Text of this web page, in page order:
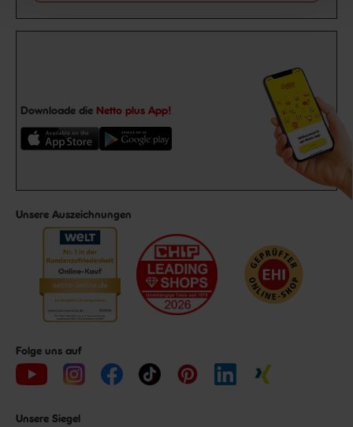
Downloade die Netto plus App!
Unsere Auszeichnungen
Folge uns auf
Unsere Siegel